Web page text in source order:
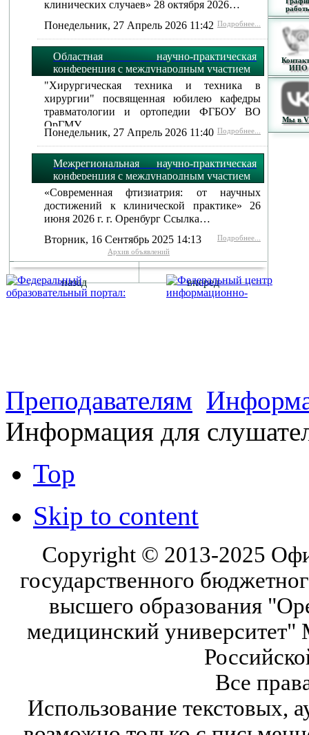
клинических случаев» 28 октября 2026…
Понедельник, 27 Апрель 2026 11:42 Подробнее...
Областная научно-практическая
конференция с международным участием
"Хирургическая техника и техника в
хирургии" посвященная юбилею кафедры
травматологии и ортопедии ФГБОУ ВО
ОрГМУ…
Понедельник, 27 Апрель 2026 11:40 Подробнее...
Межрегиональная научно-практическая
конференция с международным участием
«Современная фтизиатрия: от научных
достижений к клинической практике» 26
июня 2026 г. г. Оренбург Ссылка…
Вторник, 16 Сентябрь 2025 14:13
Подробнее...
Архив объявлений
назад вперед
ИПО
Мы в
Преподавателям
Информация для
Top
Skip to content
Copyright © 2013-2025
государственного
высшего образования
медицинский университет"
Все
Использование текстовых,